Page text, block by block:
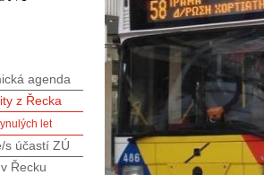
agenda
z Řecka
let
s účastí ZÚ
Řecku